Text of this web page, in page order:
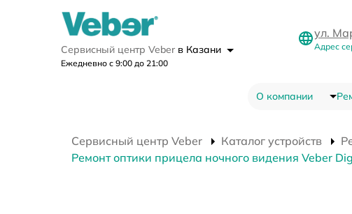
Сервисный центр Veber в Казани
Ежедневно с 9:00 до 21:00
ул.
Адрес
О компании
Сервисный центр Veber Каталог устройств
Ремонт оптики прицела ночного видения Veber